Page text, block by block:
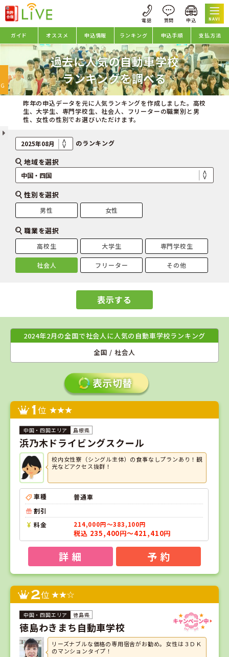
NAVI
ガイド オススメ 申込情報 ランキング 申込手順 支払方法
過去に人気の自動車学校
ランキングを調べる
昨年の申込データを元に人気ランキングを作成しました。高校
生、大学生、専門学校生、社会人、フリーターの職業別と男
性、女性の性別でお選びいただけます。
のランキング
地域を選択
性別を選択
男性 女性
職業を選択
高校生 大学生 専門学校生
社会人 フリーター その他
表示する
2024年2月の全国で社会人に人気の自動車学校ランキング
全国 / 社会人
1位
島根県
浜乃木ドライビングスクール
校内女性寮（シングル主体）の食事なしプランあり！観
光などアクセス抜群！
車種
普通車
割引
料金
214,000円～383,100円
税込 235,400円～421,410円
詳 細 予 約
2位
徳島県
徳島わきまち自動車学校
リーズナブルな価格の専用宿舎がお勧め。女性は３ＤＫ
のマンションタイプ！